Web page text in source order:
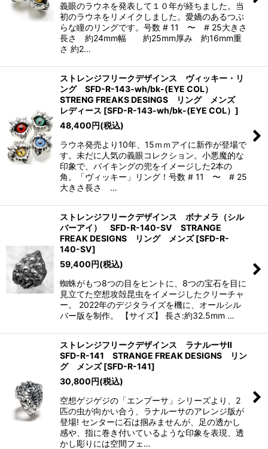
義眼のラウネを発表して１０年が経ちました。当
初のラウネをリメイクしました。愛嬌のあるつぶ
らな瞳のリングです。号数 # 11 〜 # 25大きさ
長さ 約24mm幅 約25mm厚み 約16mm重
さ 約2…
ストレンジフリークデザインス ヴィッキー・リ
ング SFD-R-143-wh/bk-(EYE COL）
STRENG FREAKS DESINGS リング メンズ
レディース [SFD-R-143-wh/bk-(EYE COL） ]
48,400円(税込)
ラウネ発売より10年、15ｍｍアイに新作が登場で
す。未だに人気の義眼コレクション。小悪魔的な
印象で、バイキングの兜をイメージした2本の
角。「ヴィッキー」リング！号数 # 11 〜 # 25
大きさ長さ …
ストレンジフリークデザインス ボナメラ（シル
バーアイ） SFD-R-140-SV STRANGE
FREAK DESIGNS リング メンズ [SFD-R-
140-SV]
59,400円(税込)
蜘蛛がもつ8つの目をヒントに、8つの宝石を目に
見立てた空想攻殻昆虫をイメージしたクリーチャ
ー。 2022年のデジタライズを機に、オールシル
バー版を制作。 【サイズ】 長さ:約32.5mm …
ストレンジフリークデザインス ラナルーサII
SFD-R-141 STRANGE FREAK DESIGNS リン
グ メンズ [SFD-R-141]
30,800円(税込)
空想ゲジゲジの「エンプーサ」シリーズより、2
匹の虫が向かい合う、ラナルーサのアレンジ版が
登場! センターに石は掴みませんが、足の透かし
感や、指に巻き付いているような印象を表現、透
かし彫りには空間フェ…